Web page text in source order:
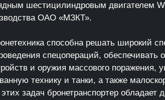
шестицилиндровым двигателем
ОАО «МЗКТ».
способна решать широкий
спецопераций, обеспечивать
и оружия массового поражения,
технику и танки, а также
задач бронетранспортер